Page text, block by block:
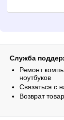
Служба
Ремонт
ноутбуков
Связаться с
Возврат